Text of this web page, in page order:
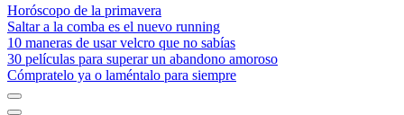
Horóscopo de la primavera
Saltar a la comba es el nuevo running
10 maneras de usar velcro que no sabías
30 películas para superar un abandono amoroso
Cómpratelo ya o laméntalo para siempre